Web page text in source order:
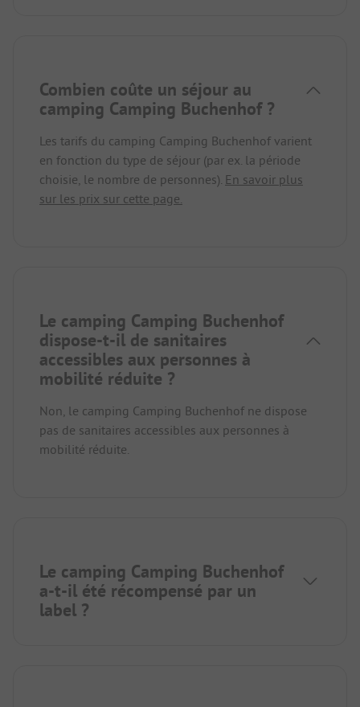
Combien coûte un séjour au
camping Camping Buchenhof ?
Les tarifs du camping Camping Buchenhof varient
en fonction du type de séjour (par ex. la période
choisie, le nombre de personnes). En savoir plus
sur les prix sur cette page.
Le camping Camping Buchenhof
dispose-t-il de sanitaires
accessibles aux personnes à
mobilité réduite ?
Non, le camping Camping Buchenhof ne dispose
pas de sanitaires accessibles aux personnes à
mobilité réduite.
Le camping Camping Buchenhof
a-t-il été récompensé par un
label ?